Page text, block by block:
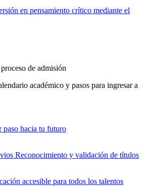
en pensamiento crítico mediante el
de admisión
académico y pasos para ingresar a
paso hacia tu futuro
Reconocimiento y validación de títulos
accesible para todos los talentos